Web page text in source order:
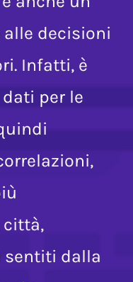
anche un
decisioni
Infatti, è
per le
città,